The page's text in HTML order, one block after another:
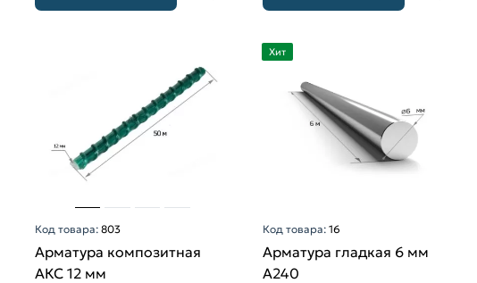
Код товара:803
Арматура композитная
АКС 12 мм
Хит
Код товара: 16
Арматура гладкая 6 мм
A240